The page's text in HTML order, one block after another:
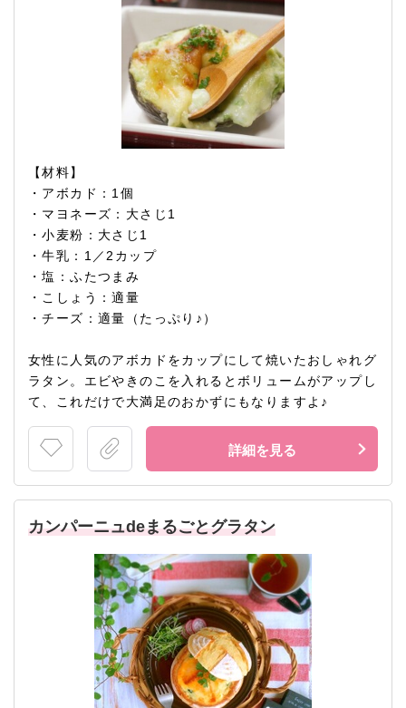
【材料】
・アボカド：1個
・マヨネーズ：大さじ1
・小麦粉：大さじ1
・牛乳：1／2カップ
・塩：ふたつまみ
・こしょう：適量
・チーズ：適量（たっぷり♪）
女性に人気のアボカドをカップにして焼いたおしゃれグ
ラタン。エビやきのこを入れるとボリュームがアップし
て、これだけで大満足のおかずにもなりますよ♪
詳細を見る
カンパーニュdeまるごとグラタン